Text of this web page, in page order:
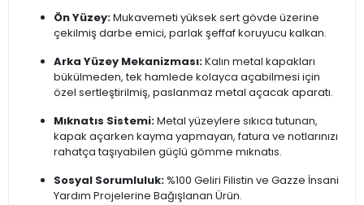
Ön Yüzey:Mukavemeti yüksek sert gövde üzerine
çekilmiş darbe emici, parlak şeffaf koruyucu kalkan.
Arka Yüzey Mekanizması:Kalın metal kapakları
bükülmeden, tek hamlede kolayca açabilmesi için
özel sertleştirilmiş, paslanmaz metal açacak aparatı.
Mıknatıs Sistemi:Metal yüzeylere sıkıca tutunan,
kapak açarken kayma yapmayan, fatura ve notlarınızı
rahatça taşıyabilen güçlü gömme mıknatıs.
Sosyal Sorumluluk: %100 Geliri Filistin ve Gazze İnsani
Yardım Projelerine Bağışlanan Ürün.